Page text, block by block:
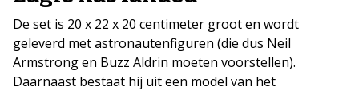
De set is 20 x 22 x 20 centimeter groot en wordt
geleverd met astronautenfiguren (die dus Neil
Armstrong en Buzz Aldrin moeten voorstellen).
Daarnaast bestaat hij uit een model van het